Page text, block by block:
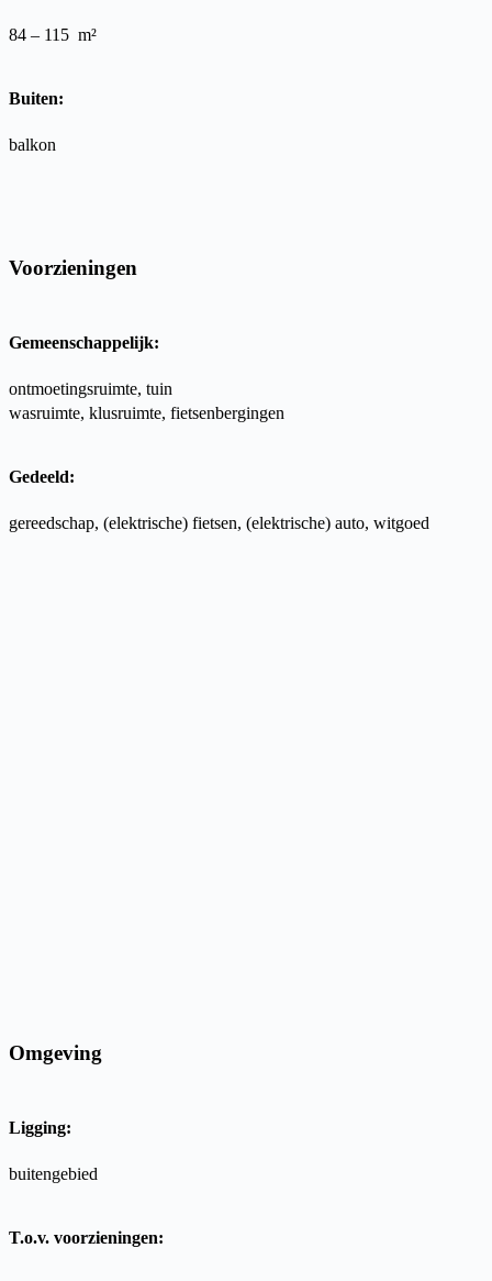
84 – 115 m²
Buiten:
balkon
Voorzieningen
Gemeenschappelijk:
ontmoetingsruimte, tuin
wasruimte, klusruimte, fietsenbergingen
Gedeeld:
gereedschap, (elektrische) fietsen, (elektrische) auto, witgoed
Omgeving
Ligging:
buitengebied
T.o.v. voorzieningen: